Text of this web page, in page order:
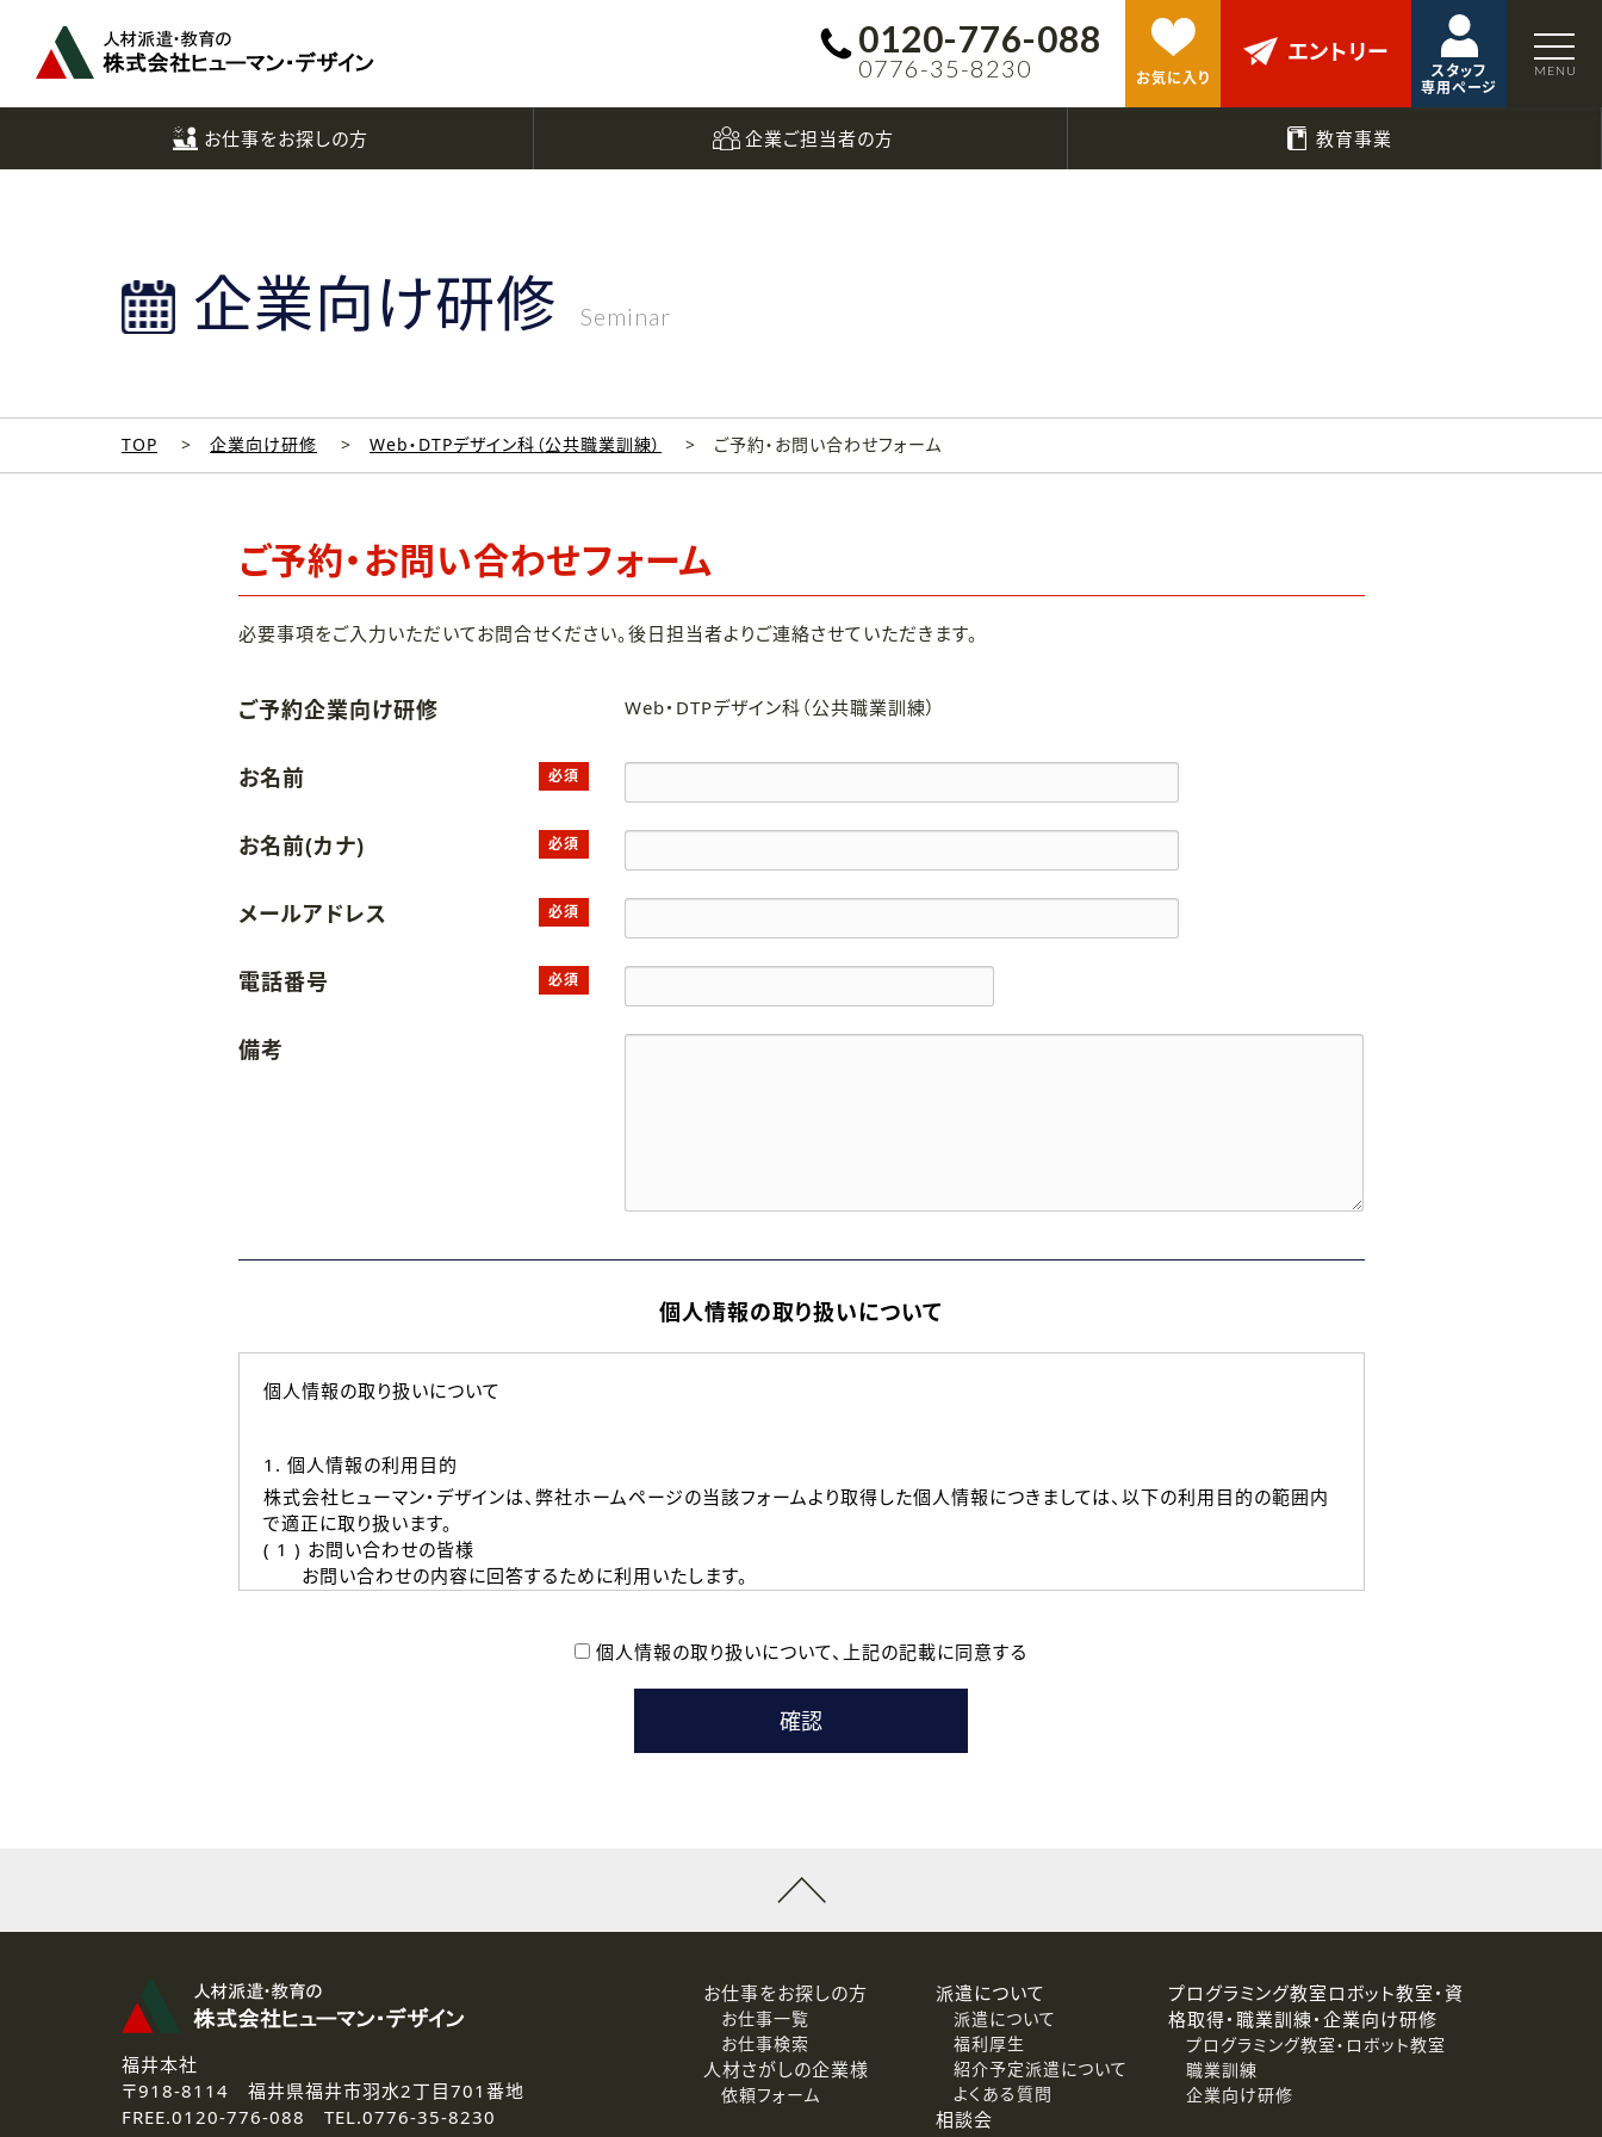
0120-776-088
0776-35-8230 お気に入り
エントリー
スタッフ
専用ページ
お仕事をお探しの方 企業ご担当者の方 教育事業
企業向け研修 Seminar
TOP 企業向け研修 Web・DTPデザイン科（公共職業訓練） ご予約・お問い合わせフォーム
ご予約・お問い合わせフォーム
必要事項をご入力いただいてお問合せください。後日担当者よりご連絡させていただきます。
ご予約企業向け研修 Web・DTPデザイン科（公共職業訓練）
お名前 必須
お名前(カナ) 必須
メールアドレス 必須
電話番号 必須
備考
個人情報の取り扱いについて
個人情報の取り扱いについて
1. 個人情報の利用目的
株式会社ヒューマン・デザインは、弊社ホームページの当該フォームより取得した個人情報につきましては、以下の利用目的の範囲内
で適正に取り扱います。
( 1 ) お問い合わせの皆様
お問い合わせの内容に回答するために利用いたします。
本登録に関するご連絡および本登録時の参考情報として利用いたします。
なお、ご連絡手段は、電話・Ｅメールのいずれかの方法といたします。
3.個人情報の取り扱いの委託
弊社の定める個人情報保護の評価基準を満たした委託先に、個人情報を委託する場合があります。
4.個人情報の開示等について
ご提供いただいた個人情報の開示等（利用目的の通知、開示、訂正、追加または削除、利用の停止、消去および第三者への提供停止）
個人情報の取り扱いについて、 上記の記載に同意する
へ
福井本社
〒918-8114 福井県福井市羽水2丁目701番地
FREE.0120-776-088 TEL.0776-35-8230
お仕事をお探しの方
お仕事一覧
お仕事検索
人材さがしの企業様
依頼フォーム
派遣について
派遣について
福利厚生
紹介予定派遣について
よくある質問
相談会
プログラミング教室ロボット教室・資
格取得・職業訓練・企業向け研修
プログラミング教室・ロボット教室
職業訓練
企業向け研修